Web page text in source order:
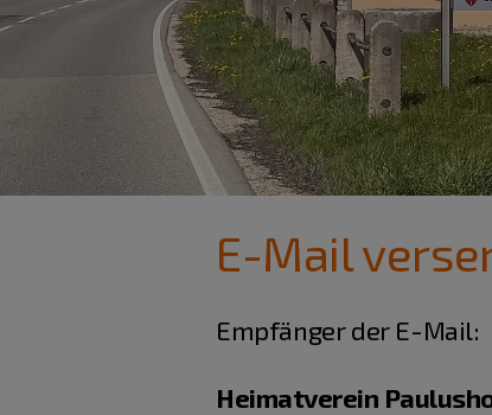
E-Mail
Empfänger der E-Mail:
Heimatverein